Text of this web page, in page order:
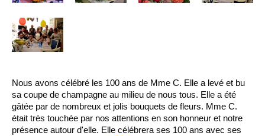
Nous avons célébré les 100 ans de Mme C. Elle a levé et bu
sa coupe de champagne au milieu de nous tous. Elle a été
gâtée par de nombreux et jolis bouquets de fleurs. Mme C.
était très touchée par nos attentions en son honneur et notre
présence autour d'elle. Elle célébrera ses 100 ans avec ses